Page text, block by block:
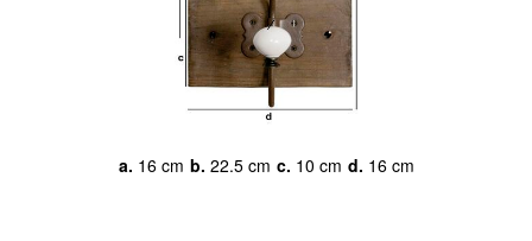
a. 16 cm b. 22.5 cm c. 10 cm d. 16 cm